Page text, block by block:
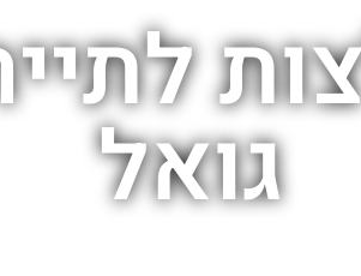
גואל